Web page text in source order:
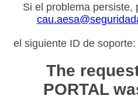
Si el problema persiste,
el siguiente ID de
The
PORTAL